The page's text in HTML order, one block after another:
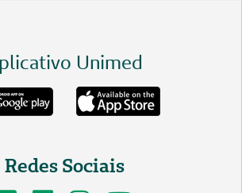
Unimed
Redes Sociais